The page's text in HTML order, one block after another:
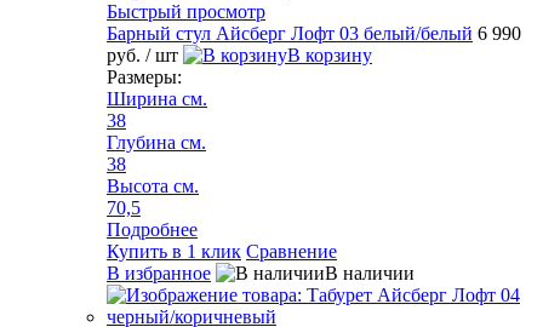
Быстрый просмотр
Барный стул Айсберг Лофт 03 белый/белый 6 990
руб. / шт
В корзину
Размеры:
Ширина см.
38
Глубина см.
38
Высота см.
70,5
Подробнее
Купить в 1 клик Сравнение
В избранное
В наличии